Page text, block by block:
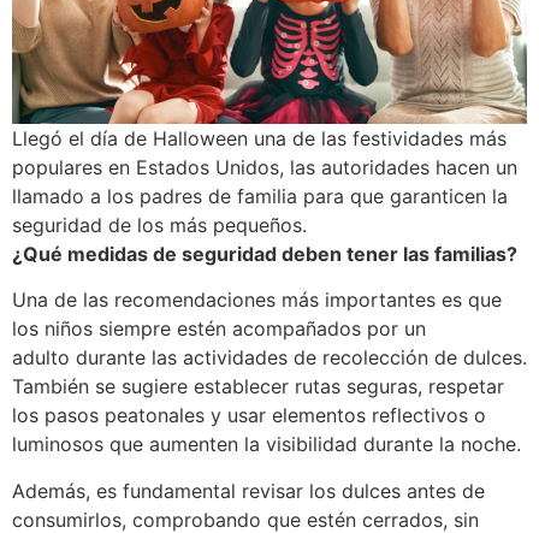
Llegó el día de Halloween una de las festividades más
populares en Estados Unidos, las autoridades hacen un
llamado a los padres de familia para que garanticen la
seguridad de los más pequeños.
¿Qué medidas de seguridad deben tener las familias?
Una de las recomendaciones más importantes es que
los niños siempre estén acompañados por un
adulto durante las actividades de recolección de dulces.
También se sugiere establecer rutas seguras, respetar
los pasos peatonales y usar elementos reflectivos o
luminosos que aumenten la visibilidad durante la noche.
Además, es fundamental revisar los dulces antes de
consumirlos, comprobando que estén cerrados, sin